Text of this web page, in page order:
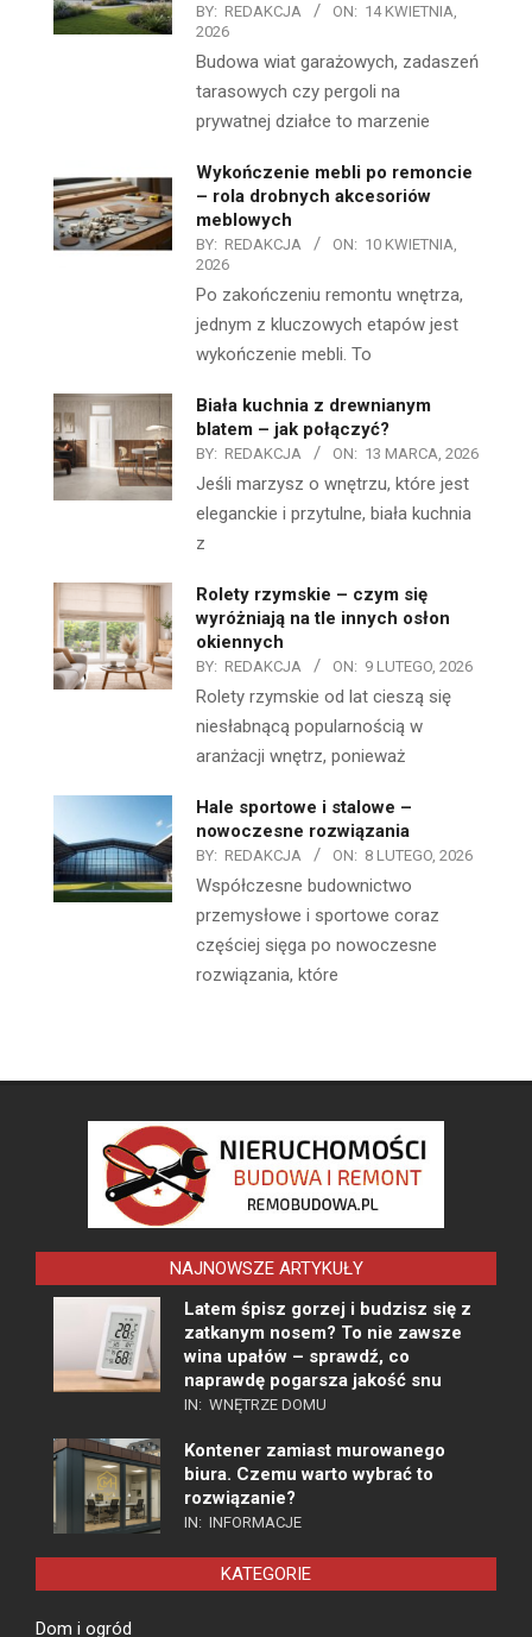
BY: REDAKCJA ON: 14 KWIETNIA,
2026
Budowa wiat garażowych, zadaszeń
tarasowych czy pergoli na
prywatnej działce to marzenie
Wykończenie mebli po remoncie
– rola drobnych akcesoriów
meblowych
BY: REDAKCJA ON: 10 KWIETNIA,
2026
Po zakończeniu remontu wnętrza,
jednym z kluczowych etapów jest
wykończenie mebli. To
Biała kuchnia z drewnianym
blatem – jak połączyć?
BY: REDAKCJA ON: 13 MARCA, 2026
Jeśli marzysz o wnętrzu, które jest
eleganckie i przytulne, biała kuchnia
z
Rolety rzymskie – czym się
wyróżniają na tle innych osłon
okiennych
BY: REDAKCJA ON: 9 LUTEGO, 2026
Rolety rzymskie od lat cieszą się
niesłabnącą popularnością w
aranżacji wnętrz, ponieważ
Hale sportowe i stalowe –
nowoczesne rozwiązania
BY: REDAKCJA ON: 8 LUTEGO, 2026
Współczesne budownictwo
przemysłowe i sportowe coraz
częściej sięga po nowoczesne
rozwiązania, które
NAJNOWSZE ARTYKUŁY
Latem śpisz gorzej i budzisz się z
zatkanym nosem? To nie zawsze
wina upałów – sprawdź, co
naprawdę pogarsza jakość snu
IN: WNĘTRZE DOMU
Kontener zamiast murowanego
biura. Czemu warto wybrać to
rozwiązanie?
IN: INFORMACJE
KATEGORIE
Dom i ogród